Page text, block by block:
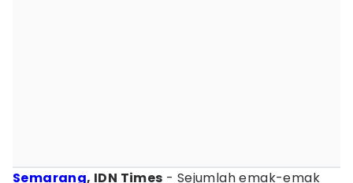
Semarang, IDN Times - Sejumlah emak-emak